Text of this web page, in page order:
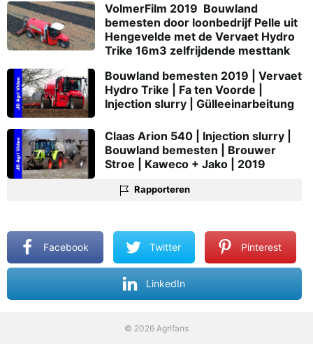
VolmerFilm 2019  Bouwland
bemesten door loonbedrijf Pelle uit
Hengevelde met de Vervaet Hydro
Trike 16m3 zelfrijdende mesttank
Bouwland bemesten 2019 | Vervaet
Hydro Trike | Fa ten Voorde |
Injection slurry | Gülleeinarbeitung
Claas Arion 540 | Injection slurry |
Bouwland bemesten | Brouwer
Stroe | Kaweco + Jako | 2019
Rapporteren
Facebook Twitter Pinterest
LinkedIn
© 2026 Agrifans